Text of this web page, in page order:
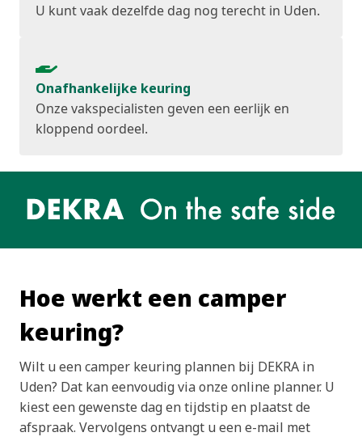
U kunt vaak dezelfde dag nog terecht in Uden.
Onafhankelijke keuring
Onze vakspecialisten geven een eerlijk en
kloppend oordeel.
Hoe werkt een camper
keuring?
Wilt u een camper keuring plannen bij DEKRA in
Uden? Dat kan eenvoudig via onze online planner. U
kiest een gewenste dag en tijdstip en plaatst de
afspraak. Vervolgens ontvangt u een e-mail met